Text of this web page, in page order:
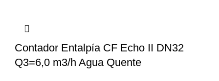
Contador Entalpía CF Echo II DN32
Q3=6,0 m3/h Agua Quente